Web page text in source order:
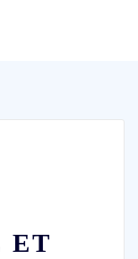
ET